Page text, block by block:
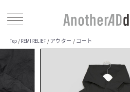
Top / REMI RELIEF / アウター / コート